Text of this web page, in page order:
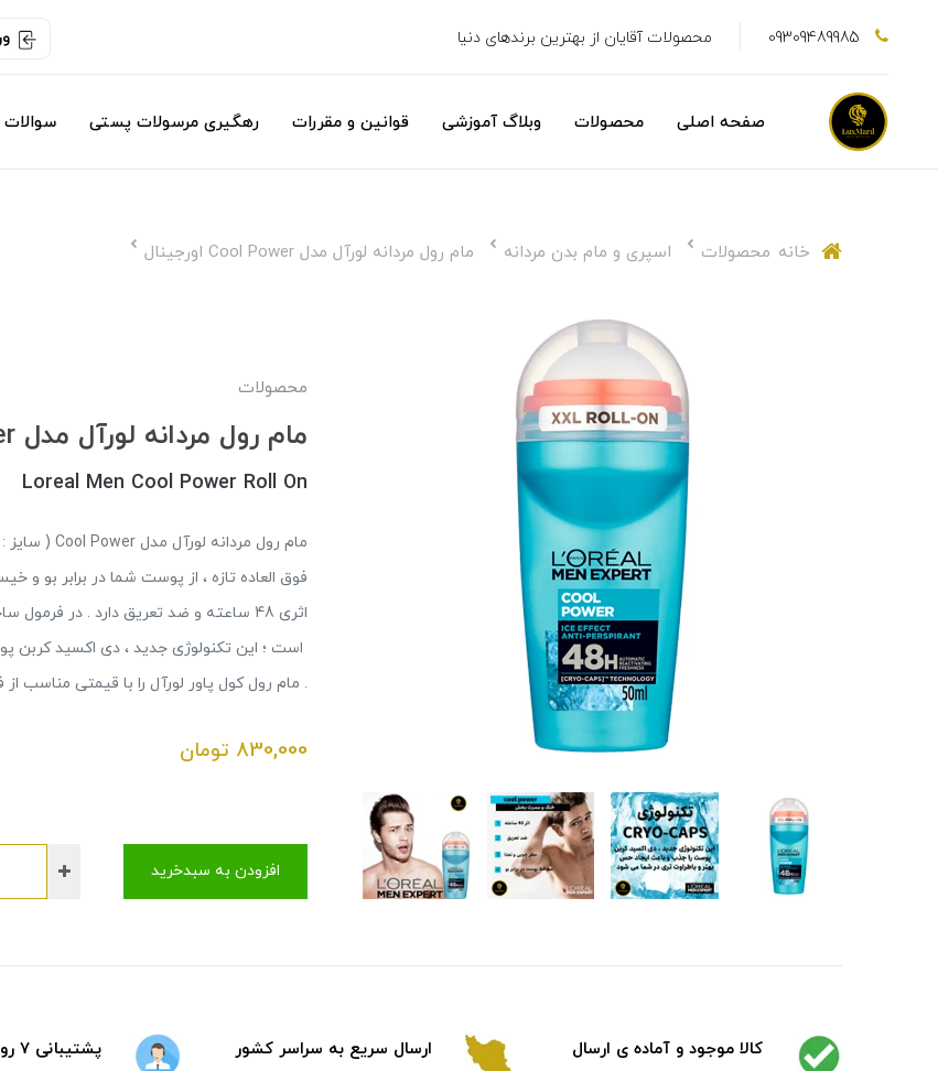
09309489985 محصولات آقایان از بهترین برندهای دنیا
صفحه اصلی محصولات وبلاگ آموزشی قوانین و مقررات رهگیری مرسولات پستی سوالات
خانه محصولات اسپری و مام بدن مردانه مام رول مردانه لورآل مدل Cool Power اورجینال
محصولات
مام رول مردانه لورآل مدل Cool Power اورجینال
Loreal Men Cool Power Roll On
فوق العاده تازه ، از پوست شما در برابر بو
است ؛ این تکنولوژی جدید ، دی اکسید
. مام رول کول پاور لورآل را با قیمتی
830,000 تومان
افزودن به سبدخرید
کالا موجود و آماده ی ارسال ارسال سریع به سراسر کشور پشتیبانی 7 روز هفته